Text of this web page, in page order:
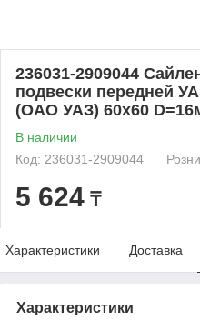
236031-2909044
подвески передней
(ОАО УАЗ) 60х60
В наличии
Код: 236031-2909044
5 624 ₸
Характеристики Доставка
Характеристики